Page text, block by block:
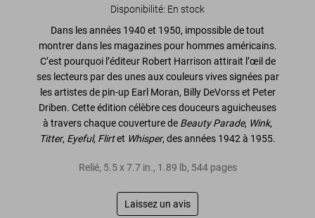
Disponibilité: En stock
Dans les années 1940 et 1950, impossible de tout
montrer dans les magazines pour hommes américains.
C’est pourquoi l’éditeur Robert Harrison attirait l’œil de
ses lecteurs par des unes aux couleurs vives signées par
les artistes de pin-up Earl Moran, Billy DeVorss et Peter
Driben. Cette édition célèbre ces douceurs aguicheuses
à travers chaque couverture de Beauty Parade, Wink,
Titter, Eyeful, Flirtet Whisper, des années 1942 à 1955.
Relié, 5.5x7.7 in., 1.89 lb, 544 pages
Laissez un avis